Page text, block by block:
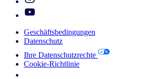
Geschäftsbedingungen
Datenschutz
Ihre Datenschutzrechte
Cookie-Richtlinie